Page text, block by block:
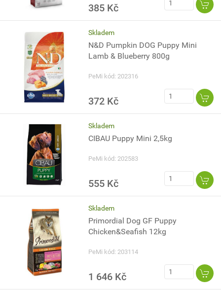
385 Kč
Skladem
N&D Pumpkin DOG Puppy Mini
Lamb & Blueberry 800g
PeMi kód: 202316
372 Kč
Skladem
CIBAU Puppy Mini 2,5kg
PeMi kód: 202583
555 Kč
Skladem
Primordial Dog GF Puppy
Chicken&Seafish 12kg
PeMi kód: 203114
1 646 Kč